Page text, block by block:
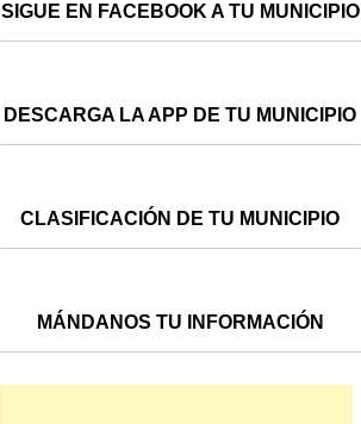
SIGUE EN FACEBOOK A TU MUNICIPIO
DESCARGA LA APP DE TU MUNICIPIO
CLASIFICACIÓN DE TU MUNICIPIO
MÁNDANOS TU INFORMACIÓN